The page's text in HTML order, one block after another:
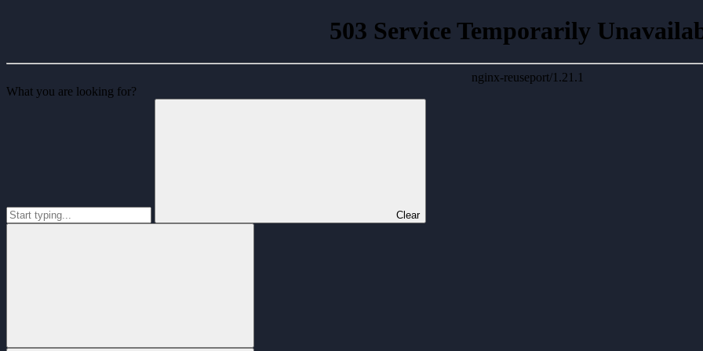
503 Service Temporarily
nginx-reuseport/1.21.1
What you are looking for?
Clear